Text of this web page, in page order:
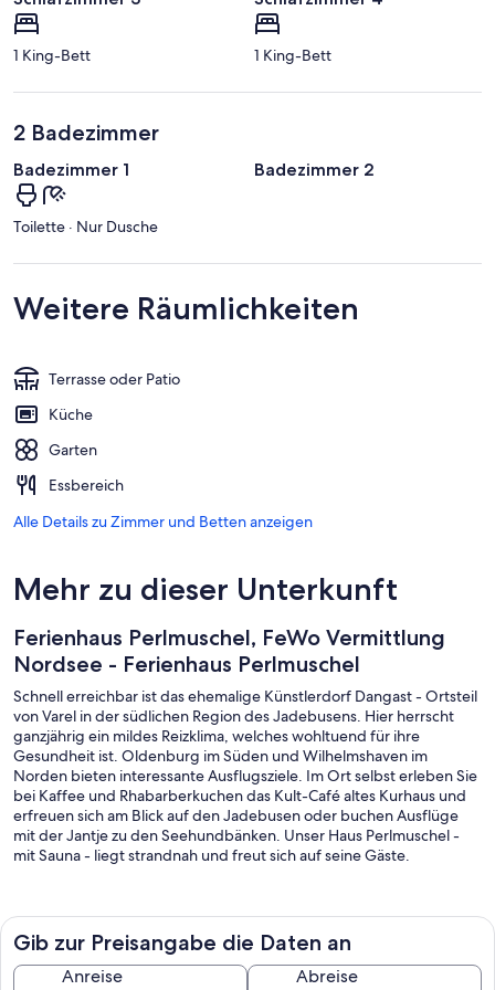
1 King-Bett 1 King-Bett
2 Badezimmer
Badezimmer 1
Toilette · Nur Dusche
Badezimmer 2
Weitere Räumlichkeiten
Terrasse oder Patio
Küche
Garten
Essbereich
Alle Details zu Zimmer und Betten anzeigen
Mehr zu dieser Unterkunft
Ferienhaus Perlmuschel, FeWo Vermittlung
Nordsee - Ferienhaus Perlmuschel
Schnell erreichbar ist das ehemalige Künstlerdorf Dangast - Ortsteil
von Varel in der südlichen Region des Jadebusens. Hier herrscht
ganzjährig ein mildes Reizklima, welches wohltuend für ihre
Gesundheit ist. Oldenburg im Süden und Wilhelmshaven im
Norden bieten interessante Ausflugsziele. Im Ort selbst erleben Sie
bei Kaffee und Rhabarberkuchen das Kult-Café altes Kurhaus und
erfreuen sich am Blick auf den Jadebusen oder buchen Ausflüge
mit der Jantje zu den Seehundbänken. Unser Haus Perlmuschel -
mit Sauna - liegt strandnah und freut sich auf seine Gäste.
Ferienhaus Perlmuschel:
Das Ferienhaus Perlmuschel in der Danksteder Str. 23 B mit
Gib zur Preisangabe die Daten an
Anreise Abreise